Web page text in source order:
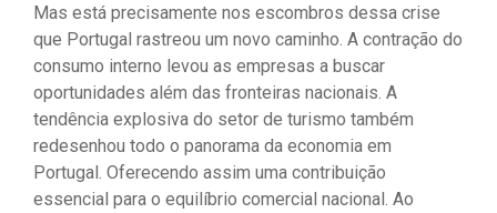
Mas está precisamente nos escombros dessa crise
que Portugal rastreou um novo caminho. A contração do
consumo interno levou as empresas a buscar
oportunidades além das fronteiras nacionais. A
tendência explosiva do setor de turismo também
redesenhou todo o panorama da economia em
Portugal. Oferecendo assim uma contribuição
essencial para o equilíbrio comercial nacional. Ao